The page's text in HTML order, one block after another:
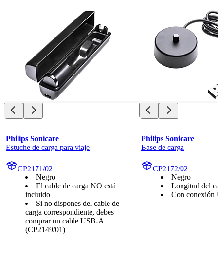
Philips Sonicare
Estuche de carga para viaje
CP2171/02
Negro
El cable de carga NO está
incluido
Si no dispones del cable de
carga correspondiente, debes
comprar un cable USB-A
(CP2149/01)
Philips Sonicare
Base de carga
CP2172/02
Negro
Longitud del
Con conexión